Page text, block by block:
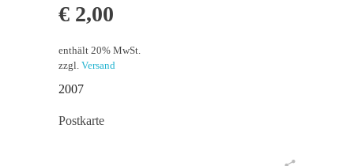
€ 2,00
enthält 20% MwSt.
zzgl. Versand
2007
Postkarte